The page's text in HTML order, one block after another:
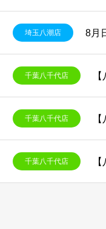
埼玉八潮店 8月
千葉八千代店
千葉八千代店
千葉八千代店